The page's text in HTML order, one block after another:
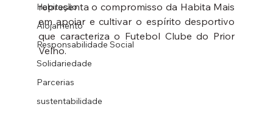
Habitação
Alojamento
Responsabilidade Social
Solidariedade
Parcerias
sustentabilidade
representa o compromisso da Habita Mais
em apoiar e cultivar o espírito desportivo
que caracteriza o Futebol Clube do Prior
Velho.